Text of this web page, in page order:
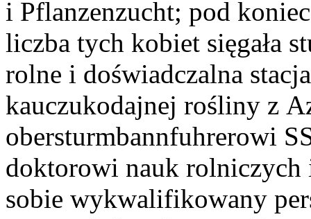
i Pflanzenzucht; pod
liczba tych kobiet sięgała
rolne i doświadczalna
kauczukodajnej rośliny z
obersturmbannfuhrerowi
doktorowi nauk rolniczych
sobie wykwalifikowany